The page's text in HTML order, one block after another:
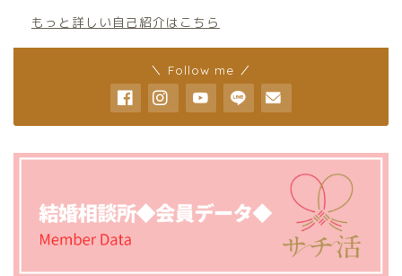
もっと詳しい自己紹介はこちら
＼ Follow me ／